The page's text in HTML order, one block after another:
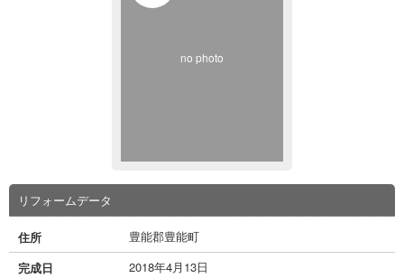
no photo
リフォームデータ
住所
豊能郡豊能町
完成日
2018年4月13日